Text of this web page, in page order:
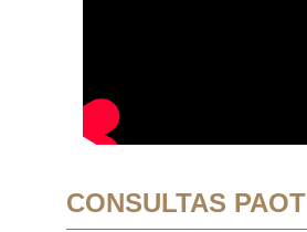
CONSULTAS PAOT